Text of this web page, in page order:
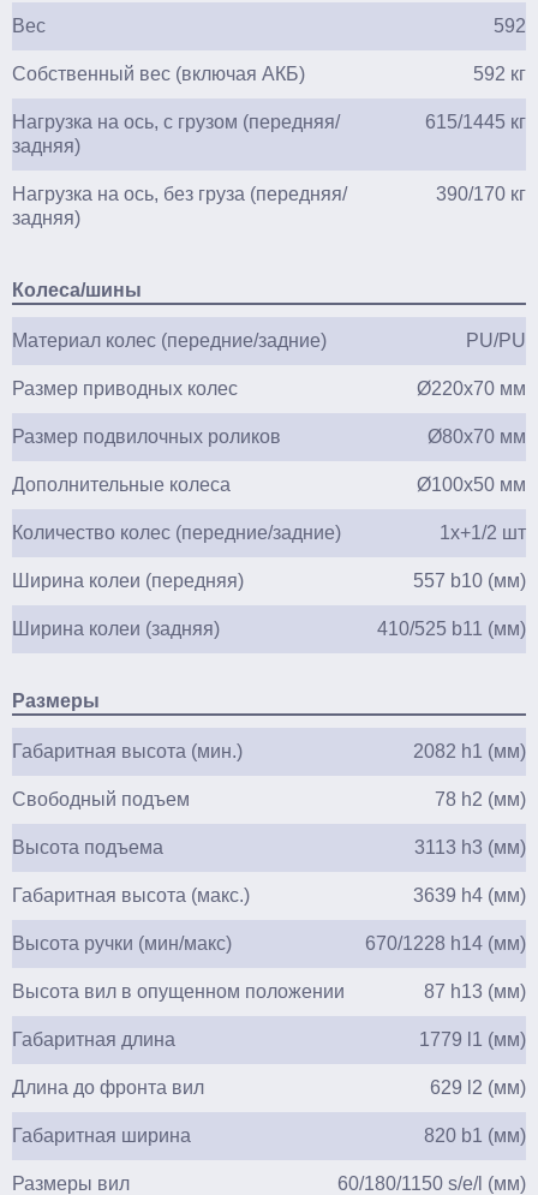
Вес 592
Собственный вес (включая АКБ) 592 кг
Нагрузка на ось, с грузом (передняя/
задняя)
615/1445 кг
Нагрузка на ось, без груза (передняя/
задняя)
390/170 кг
Колеса/шины
Материал колес (передние/задние) PU/PU
Размер приводных колес Ø220х70 мм
Размер подвилочных роликов Ø80х70 мм
Дополнительные колеса Ø100х50 мм
Количество колес (передние/задние) 1х+1/2 шт
Ширина колеи (передняя) 557 b10 (мм)
Ширина колеи (задняя) 410/525 b11 (мм)
Размеры
Габаритная высота (мин.) 2082 h1 (мм)
Свободный подъем 78 h2 (мм)
Высота подъема 3113 h3 (мм)
Габаритная высота (макс.) 3639 h4 (мм)
Высота ручки (мин/макс) 670/1228 h14 (мм)
Высота вил в опущенном положении 87 h13 (мм)
Габаритная длина 1779 l1 (мм)
Длина до фронта вил 629 l2 (мм)
Габаритная ширина 820 b1 (мм)
Размеры вил 60/180/1150 s/e/l (мм)